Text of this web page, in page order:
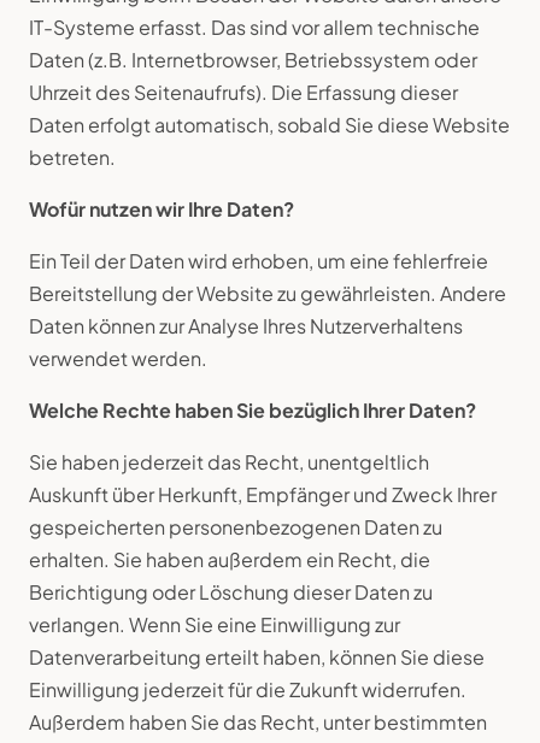
IT-Systeme erfasst. Das sind vor allem technische
Daten (z.B. Internetbrowser, Betriebssystem oder
Uhrzeit des Seitenaufrufs). Die Erfassung dieser
Daten erfolgt automatisch, sobald Sie diese Website
betreten.
Wofür nutzen wir Ihre Daten?
Ein Teil der Daten wird erhoben, um eine fehlerfreie
Bereitstellung der Website zu gewährleisten. Andere
Daten können zur Analyse Ihres Nutzerverhaltens
verwendet werden.
Welche Rechte haben Sie bezüglich Ihrer Daten?
Sie haben jederzeit das Recht, unentgeltlich
Auskunft über Herkunft, Empfänger und Zweck Ihrer
gespeicherten personenbezogenen Daten zu
erhalten. Sie haben außerdem ein Recht, die
Berichtigung oder Löschung dieser Daten zu
verlangen. Wenn Sie eine Einwilligung zur
Datenverarbeitung erteilt haben, können Sie diese
Einwilligung jederzeit für die Zukunft widerrufen.
Außerdem haben Sie das Recht, unter bestimmten